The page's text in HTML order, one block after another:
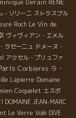
Derain RENE
・ソリーニ ストラスブル
Roch Le Vin de
ヴィヴィアン・エメル
ラセーニュ ドメーヌ・
アクセル・プリュファ
Corbieres ラ・
Lapierre Domaine
Coquelet エスポ
DOMAINE JEAN-MARC
Le Verre Volé DIVE